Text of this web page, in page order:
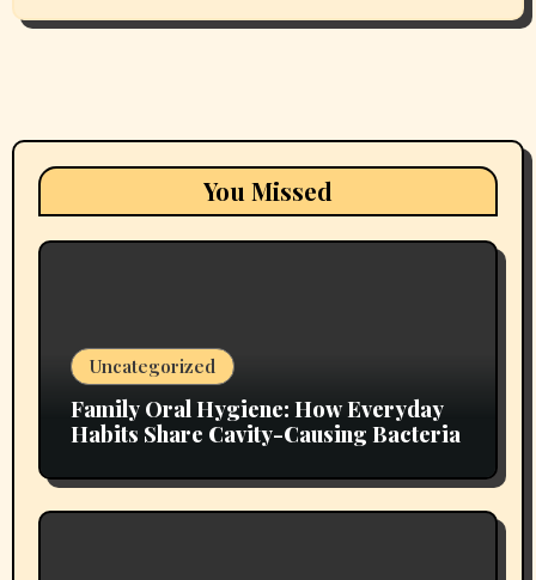
You Missed
Uncategorized
Family Oral Hygiene: How Everyday
Habits Share Cavity-Causing Bacteria